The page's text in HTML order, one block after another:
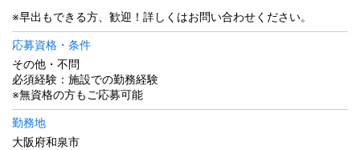
※早出もできる方、歓迎！詳しくはお問い合わせください。
応募資格・条件
その他・不問
必須経験：施設での勤務経験
※無資格の方もご応募可能
勤務地
大阪府和泉市